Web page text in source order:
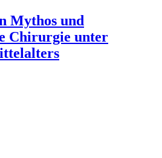
Mythos und
Chirurgie unter